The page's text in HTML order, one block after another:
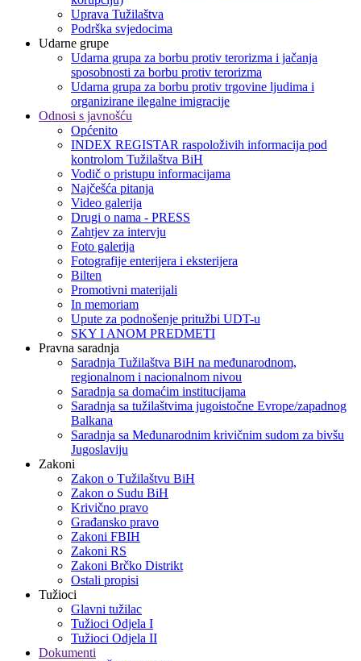
Uprava Tužilaštva
Podrška svjedocima
Udarne grupe
Udarna grupa za borbu protiv terorizma i jačanja
sposobnosti za borbu protiv terorizma
Udarna grupa za borbu protiv trgovine ljudima i
organizirane ilegalne imigracije
Odnosi s javnošću
Općenito
INDEX REGISTAR raspoloživih informacija pod
kontrolom Tužilaštva BiH
Vodič o pristupu informacijama
Najčešća pitanja
Video galerija
Drugi o nama - PRESS
Zahtjev za intervju
Foto galerija
Fotografije enterijera i eksterijera
Bilten
Promotivni materijali
In memoriam
Upute za podnošenje pritužbi UDT-u
SKY I ANOM PREDMETI
Pravna saradnja
Saradnja Tužilaštva BiH na međunarodnom,
regionalnom i nacionalnom nivou
Saradnja sa domaćim institucijama
Saradnja sa tužilaštvima jugoistočne Evrope/zapadnog
Balkana
Saradnja sa Međunarodnim krivičnim sudom za bivšu
Jugoslaviju
Zakoni
Zakon o Тužilaštvu BiH
Zakon o Sudu BiH
Krivično pravo
Građansko pravo
Zakoni FBIH
Zakoni RS
Zakoni Brčko Distrikt
Ostali propisi
Tužioci
Glavni tužilac
Tužioci Odjela I
Tužioci Odjela II
Dokumenti